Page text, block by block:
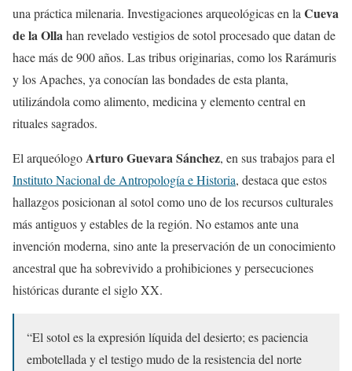
una práctica milenaria. Investigaciones arqueológicas en la Cueva
de la Olla han revelado vestigios de sotol procesado que datan de
hace más de 900 años. Las tribus originarias, como los Rarámuris
y los Apaches, ya conocían las bondades de esta planta,
utilizándola como alimento, medicina y elemento central en
rituales sagrados.
El arqueólogo Arturo Guevara Sánchez, en sus trabajos para el
Instituto Nacional de Antropología e Historia, destaca que estos
hallazgos posicionan al sotol como uno de los recursos culturales
más antiguos y estables de la región. No estamos ante una
invención moderna, sino ante la preservación de un conocimiento
ancestral que ha sobrevivido a prohibiciones y persecuciones
históricas durante el siglo XX.
“El sotol es la expresión líquida del desierto; es paciencia
embotellada y el testigo mudo de la resistencia del norte